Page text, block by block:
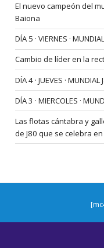
El nuevo campeón del
Baiona
DÍA 5 · VIERNES ·
Cambio de líder en la
DÍA 4 · JUEVES ·
DÍA 3 · MIERCOLES ·
Las flotas cántabra y
de J80 que se celebra